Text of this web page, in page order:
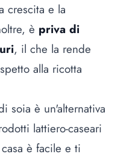
crescita e la
è priva di
, il che la rende
alla ricotta
soia è un'alternativa
lattiero-caseari
è facile e ti